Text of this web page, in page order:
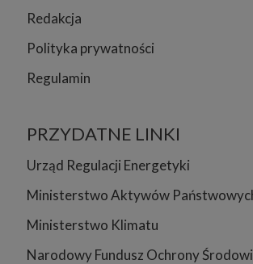
Redakcja
Polityka prywatności
Regulamin
PRZYDATNE LINKI
Urząd Regulacji Energetyki
Ministerstwo Aktywów
Ministerstwo Klimatu
Narodowy Fundusz Ochrony